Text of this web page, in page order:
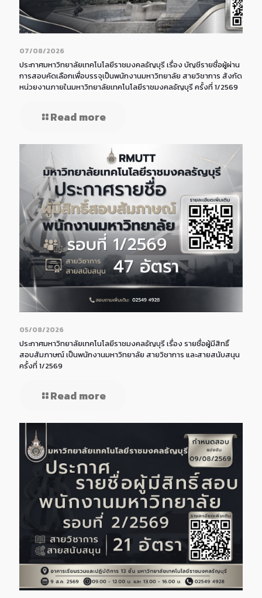
07/08/2026
ประกาศมหาวิทยาลัยเทคโนโลยีราชมงคลธัญบุรี เรื่อง บัญชีรายชื่อผู้ผ่าน
การสอบคัดเลือกเพื่อบรรจุเป็นพนักงานมหาวิทยาลัย สายวิชาการ สังกัด
หน่วยงานภายในมหาวิทยาลัยเทคโนโลยีราชมงคลธัญบุรี ครั้งที่ 1/2569
Read more
05/08/2026
ประกาศมหาวิทยาลัยเทคโนโลยีราชมงคลธัญบุรี เรื่อง รายชื่อผู้มีสิทธิ์
สอบสัมภาษณ์ เป็นพนักงานมหาวิทยาลัย สายวิชาการ และสายสนับสนุน
ครั้งที่ 1/2569
Read more